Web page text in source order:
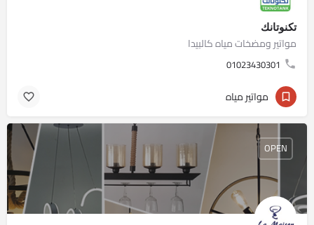
تكنوتانك
مواتير ومضخات مياه كالبيدا
01023430301
مواتير مياه
OPEN